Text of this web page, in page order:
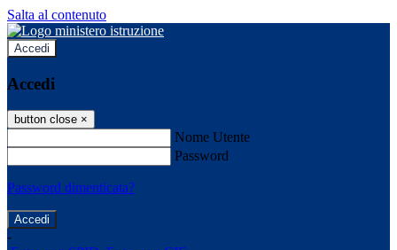
Salta al contenuto
Accedi
Accedi
button close ×
Nome Utente
Password
Password dimenticata?
-